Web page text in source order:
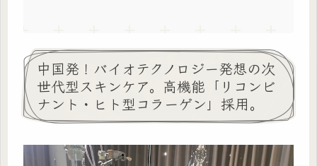
中国発！バイオテクノロジー発想の次
世代型スキンケア。高機能「リコンビ
ナント・ヒト型コラーゲン」採用。